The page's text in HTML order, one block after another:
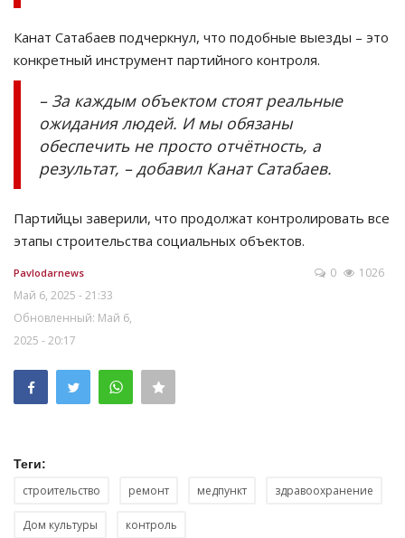
Канат Сатабаев подчеркнул, что подобные выезды – это
конкретный инструмент партийного контроля.
– За каждым объектом стоят реальные
ожидания людей. И мы обязаны
обеспечить не просто отчётность, а
результат, – добавил Канат Сатабаев.
Партийцы заверили, что продолжат контролировать все
этапы строительства социальных объектов.
Pavlodarnews
Май 6, 2025 - 21:33
Обновленный: Май 6,
2025 - 20:17
0 1026
Теги:
строительство ремонт медпункт здравоохранение
Дом культуры контроль